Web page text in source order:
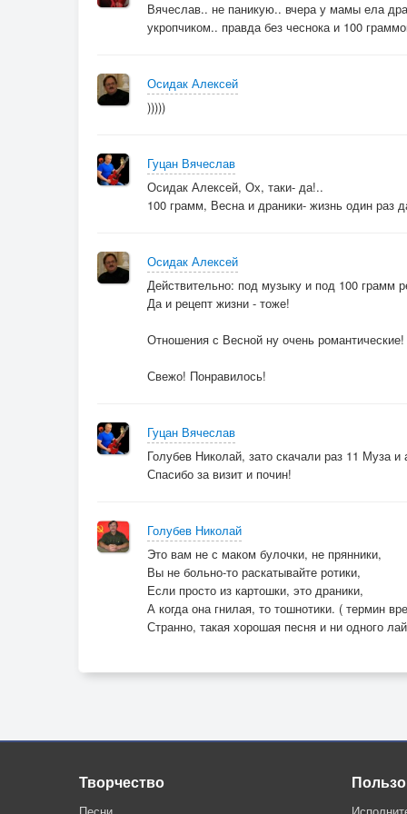
... А ну спокойно, без паники,
Я жарю вкусные драники,
Отведай ка моих драников...))))
Вячеслав.. не паникую.. вчера у мамы ела
укропчиком.. правда без чеснока и 100
Осидак Алексей
)))))
Гуцан Вячеслав
Осидак Алексей, Ох, таки- да!..
100 грамм, Весна и драники- жизнь один раз
Осидак Алексей
Действительно: под музыку и под 100 грамм
Да и рецепт жизни - тоже!
Отношения с Весной ну очень романтические!
Свежо! Понравилось!
Гуцан Вячеслав
Голубев Николай, зато скачали раз 11 Муза
Спасибо за визит и почин!
Голубев Николай
Это вам не с маком булочки, не прянники,
Вы не больно-то раскатывайте ротики,
Если просто из картошки, это драники,
А когда она гнилая, то тошнотики. ( термин
Странно, такая хорошая песня и ни одного
Творчество